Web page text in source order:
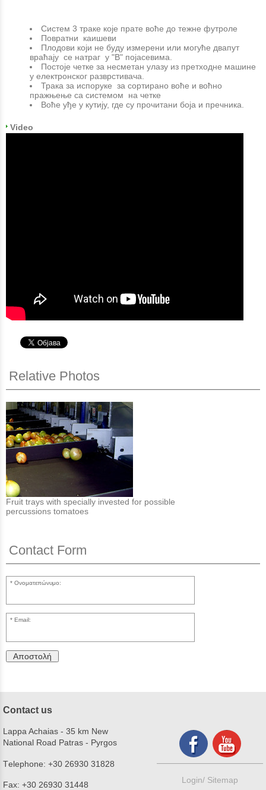
Систем 3 траке које прате воће до тежне футроле
Повратни каишеви
Плодови који не буду измерени или могуће двапут
враћају се натраг у "В" појасевима.
Постоје четке за несметан улазу из претходне машине
у електронског разврстивача.
Трака за испоруке за сортирано воће и воћно
пражњење са системом на четке
Воће уђе у кутију, где су прочитани боја и пречника.
Video
Relative Photos
Fruit trays with specially invested for possible
percussions tomatoes
Contact Form
Ονοματεπώνυμο:
Email:
Αποστολή
Contact us
Lappa Achaias - 35 km New
National Road Patras - Pyrgos
Τelephone: +30 26930 31828
Fax: +30 26930 31448 Login/ Sitemap